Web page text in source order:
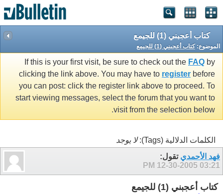
كتاب أعجبني (1) للجيمع
الموضوع:كتاب أعجبني (1) للجيمع
If this is your first visit, be sure to check out the FAQ by
clicking the link above. You may have to register before
you can post: click the register link above to proceed. To
start viewing messages, select the forum that you want to
visit from the selection below.
الكلمات الدلالية (Tags):
لا يوجد
فهد الأحمدي تقول:
12-30-2005 03:21 PM
كتاب أعجبني (1) للجيمع